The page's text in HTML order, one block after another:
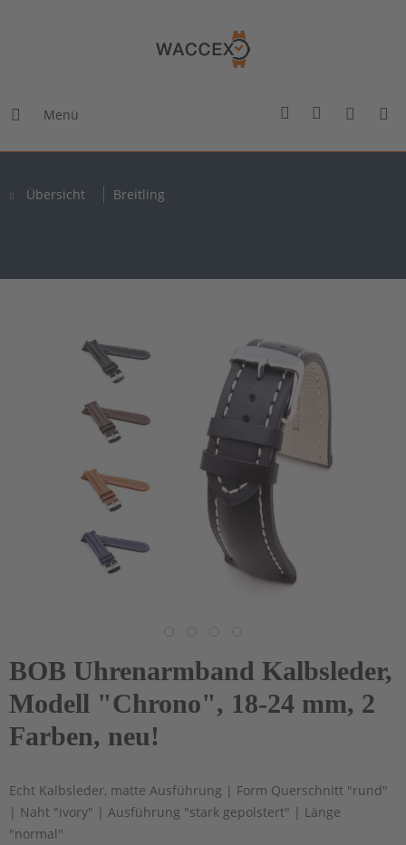
Menü
Übersicht Breitling
BOB Uhrenarmband Kalbsleder,
Modell "Chrono", 18-24 mm, 2
Farben, neu!
Echt Kalbsleder, matte Ausführung | Form Querschnitt "rund"
| Naht "ivory" | Ausführung "stark gepolstert" | Länge
"normal"